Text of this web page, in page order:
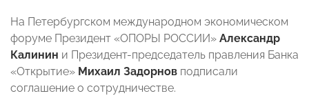
На Петербургском международном экономическом
форуме Президент «ОПОРЫ РОССИИ» Александр
Калинин и Президент-председатель правления Банка
«Открытие» Михаил Задорнов подписали
соглашение о сотрудничестве.